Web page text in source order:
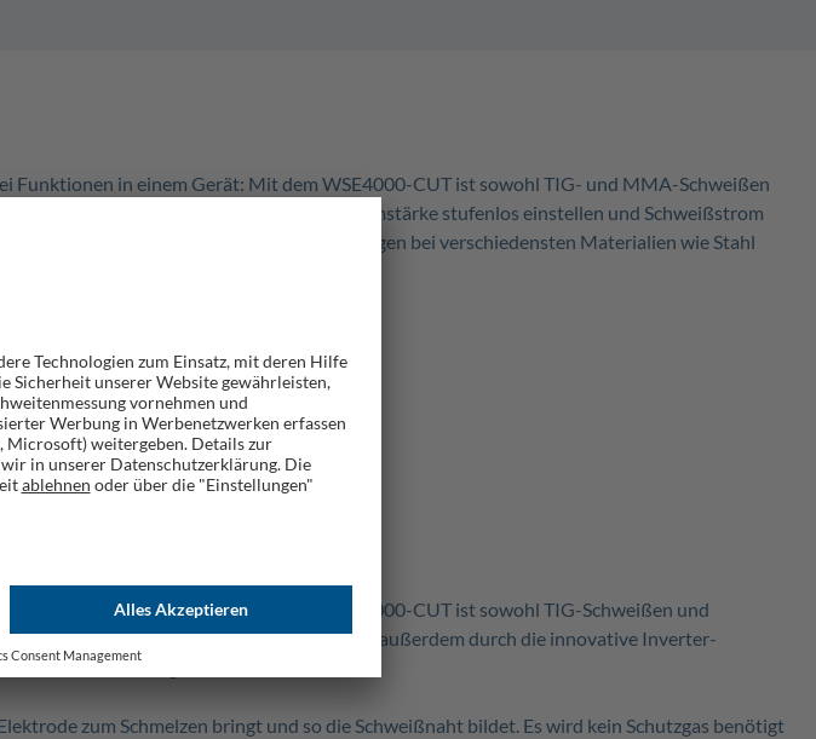
in einem Gerät: Mit dem WSE4000-CUT ist sowohl TIG- und MMA-Schweißen
lässt sich einfach auswählen, die Stromstärke stufenlos einstellen und Schweißstrom
sichere und dauerhafte Verbindungen bei verschiedensten Materialien wie Stahl
2 m
in einem Gerät: Mit dem WSE4000-CUT ist sowohl TIG-Schweißen und
DasWSE4000-CUTSchweißgerät punktet außerdem durch die innovative Inverter-
Schweißgeräten.
zum Schmelzen bringt und so die Schweißnaht bildet. Es wird kein Schutzgas benötigt